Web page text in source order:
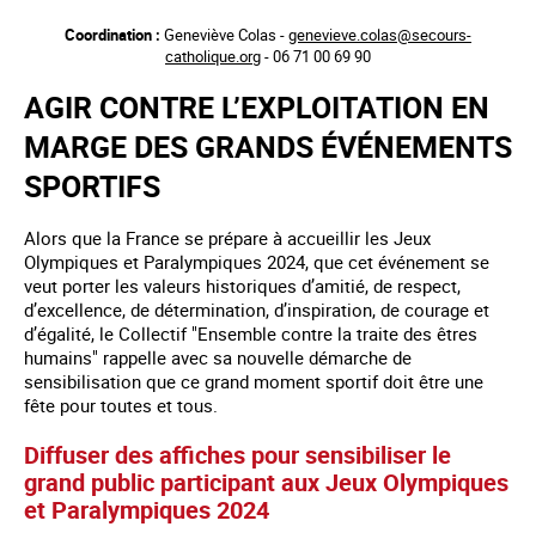
principal
Coordination : Geneviève Colas -genevieve.colas@secours-
catholique.org- 06 71 00 69 90
AGIR CONTRE L’EXPLOITATION EN
MARGE DES GRANDS ÉVÉNEMENTS
SPORTIFS
Alors que la France se prépare à accueillir les Jeux
Olympiques et Paralympiques 2024, que cet événement se
veut porter les valeurs historiques d’amitié, de respect,
d’excellence, de détermination, d’inspiration, de courage et
d’égalité, le Collectif "Ensemble contre la traite des êtres
humains" rappelle avec sa nouvelle démarche de
sensibilisation que ce grand moment sportif doit être une
fête pour toutes et tous.
Diffuser des affiches pour sensibiliser le
grand public participant aux Jeux Olympiques
et Paralympiques 2024